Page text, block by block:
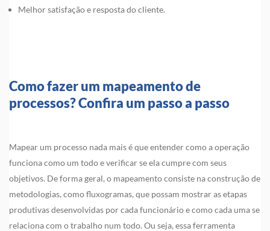
Melhor satisfação e resposta do cliente.
Como fazer um mapeamento de
processos? Confira um passo a passo
Mapear um processo nada mais é que entender como a operação
funciona como um todo e verificar se ela cumpre com seus
objetivos. De forma geral, o mapeamento consiste na construção de
metodologias, como fluxogramas, que possam mostrar as etapas
produtivas desenvolvidas por cada funcionário e como cada uma se
relaciona com o trabalho num todo. Ou seja, essa ferramenta